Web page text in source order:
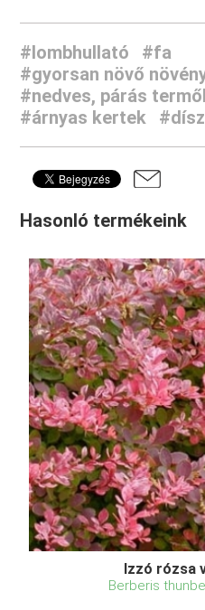
#lombhullató
#fa
#gyorsan növő
#nedves, párás
#árnyas kertek
Hasonló termékeink
Izzó rózsa
Berberis